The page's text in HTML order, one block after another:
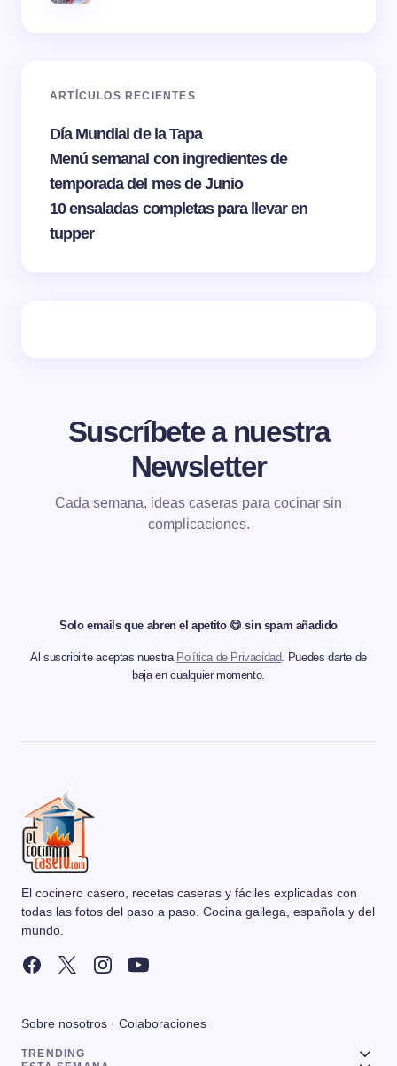
ARTÍCULOS RECIENTES
Día Mundial de la Tapa
Menú semanal con ingredientes de
temporada del mes de Junio
10 ensaladas completas para llevar en
tupper
Suscríbete a nuestra
Newsletter
Cada semana, ideas caseras para cocinar sin
complicaciones.
Solo emails que abren el apetito 😋 sin spam añadido
Al suscribirte aceptas nuestra Política de Privacidad. Puedes darte de
baja en cualquier momento.
El cocinero casero, recetas caseras y fáciles explicadas con
todas las fotos del paso a paso. Cocina gallega, española y del
mundo.
Sobre nosotros · Colaboraciones
TRENDING